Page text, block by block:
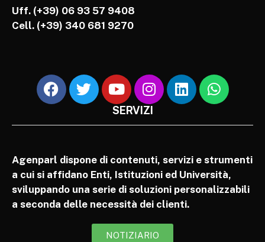
Uff. (+39) 06 93 57 9408
Cell. (+39) 340 681 9270
SERVIZI
Agenparl dispone di contenuti, servizi e strumenti
a cui si affidano Enti, Istituzioni ed Università,
sviluppando una serie di soluzioni personalizzabili
a seconda delle necessità dei clienti.
NOTIZIARIO